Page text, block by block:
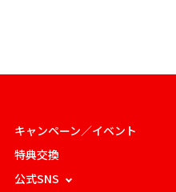
キャンペーン／イベント
特典交換
公式SNS